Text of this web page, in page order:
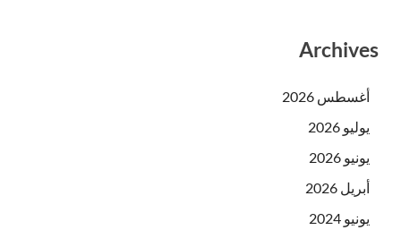
Archives
أغسطس 2026
يوليو 2026
يونيو 2026
أبريل 2026
يونيو 2024